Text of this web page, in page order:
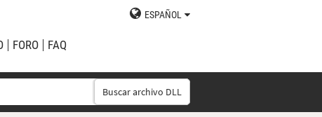
ESPAÑOL
FORO FAQ
Buscar archivo DLL